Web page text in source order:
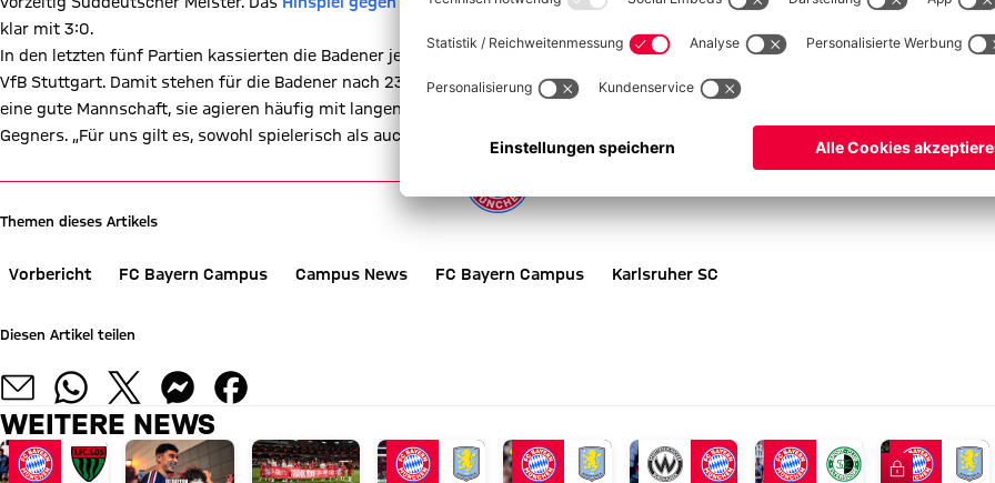
klar mit 3:0.
In den letzten fünf Partien kassierten die Badener jedoch nur ein Gegentor, unter anderem gelang ein 1:0-Auswärtssieg beim
VfB Stuttgart. Damit stehen für die Badener nach 23 Spielen 27 Punkte und der neunte Tabellenplatz zu Buche. „Karlsruhe ist
eine gute Mannschaft, sie agieren häufig mit langen Bälle und gehen dann auf den zweiten“, warnt Klose vor den Stärken des
Gegners. „Für uns gilt es, sowohl spielerisch als auch läuferisch an das Spiel gegen Mainz anzuknüpfen.“
Themen dieses Artikels
Vorbericht FC Bayern Campus Campus News FC Bayern Campus Karlsruher SC
Diesen Artikel teilen
WEITERE NEWS
FC Bayern TV